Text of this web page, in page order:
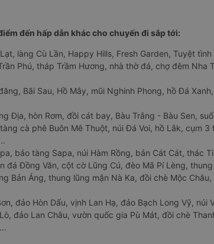
đến hấp dẫn khác cho chuyến đi sắp tới:
làng Cù Lần, Happy Hills, Fresh Garden, Tuyệt
Phú, tháp Trầm Hương, nhà thờ đá, chợ đêm
Bãi Sau, Hồ Mây, mũi Nghinh Phong, hồ Đá
Địa, hòn Rơm, đồi cát bay, Bàu Trắng - Bàu Sen,
cà phê Buôn Mê Thuột, núi Đá Voi, hồ Lắk, cụm
bảo tàng Sapa, núi Hàm Rồng, bản Cát Cát, thác
đá Đồng Văn, cột cờ Lũng Cú, đèo Mã Pí Lèng,
Bản Áng, thung lũng mận Nà Ka, đồi chè Mộc
đảo Hòn Dấu, vịnh Lan Hạ, đảo Bạch Long Vỹ, núi
đảo Lan Châu, vườn quốc gia Pù Mát, đồi chè